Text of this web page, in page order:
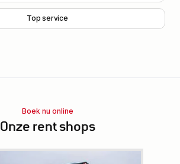
Top service
Boek nu online
Onze rent shops